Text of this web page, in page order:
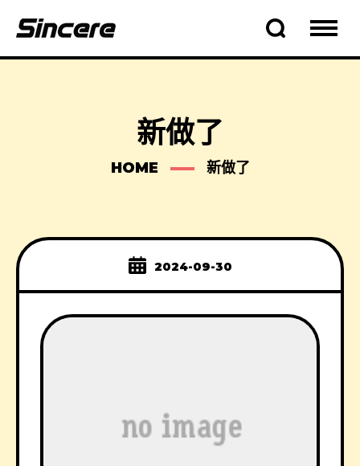
新做了
HOME 新做了
2024-09-30